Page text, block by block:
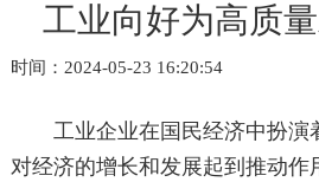
工业向好为高质
时间：2024-05-23 16:20:54
工业企业在国民经济中扮演
对经济的增长和发展起到推动作